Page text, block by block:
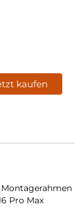
kaufen
Pro Max